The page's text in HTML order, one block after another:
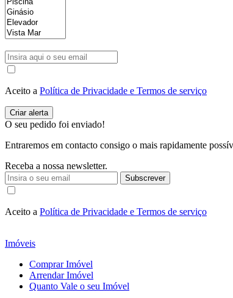
Aceito a Política de Privacidade e Termos de serviço
O seu pedido foi enviado!
Entraremos em contacto consigo o mais rapidamente
Receba a nossa newsletter.
Subscrever
Aceito a Política de Privacidade e Termos de serviço
Imóveis
Comprar Imóvel
Arrendar Imóvel
Quanto Vale o seu Imóvel